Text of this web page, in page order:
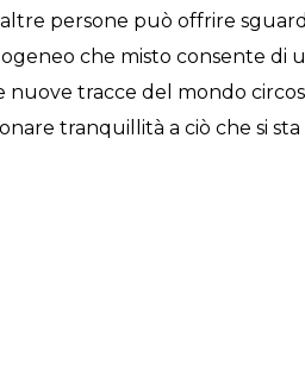
persone può offrire
che misto consente di
tracce del mondo
tranquillità a ciò che si sta